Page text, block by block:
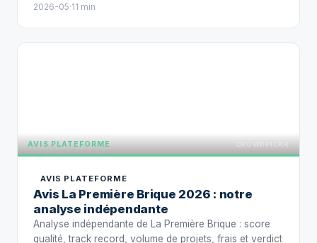
2026-05·11 min
AVIS
AVIS PLATEFORME CROWDPICKR
AVIS PLATEFORME
Avis La Première Brique 2026 : notre
analyse indépendante
Analyse indépendante de La Première Brique : score
qualité, track record, volume de projets, frais et verdict